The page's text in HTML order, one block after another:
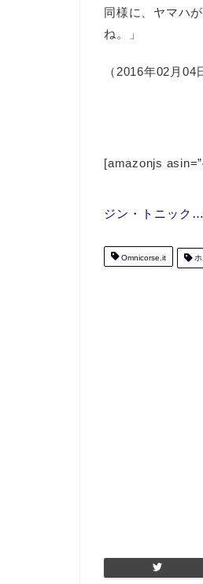
同様に、ヤマハ
ね。」
（2016年02月04
[amazonjs
ジン・トニック
Omnicorse.it ホ